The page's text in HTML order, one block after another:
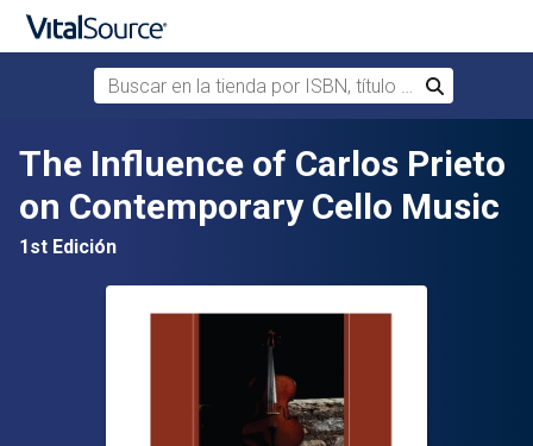
Saltar al contenido principal
Buscar en la tienda por ISBN, título o autor
Buscar
The Influence of Carlos Prieto
on Contemporary Cello Music
1st Edición